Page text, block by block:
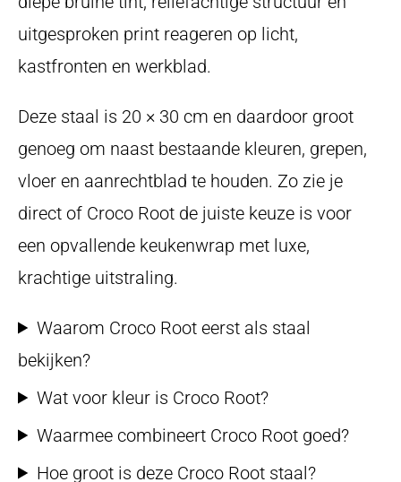
uitgesproken print reageren op licht,
kastfronten en werkblad.
Deze staal is 20 × 30 cm en daardoor groot
genoeg om naast bestaande kleuren, grepen,
vloer en aanrechtblad te houden. Zo zie je
direct of Croco Root de juiste keuze is voor
een opvallende keukenwrap met luxe,
krachtige uitstraling.
Waarom Croco Root eerst als staal
bekijken?
Wat voor kleur is Croco Root?
Waarmee combineert Croco Root goed?
Hoe groot is deze Croco Root staal?